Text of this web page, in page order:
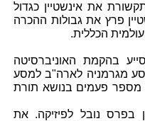
את אינשטיין כגדול
פרץ את גבולות ההכרה
הכללית.
לסייע בהקמת האוניברסיטה
מגרמניה לארה"ב למסע
פעמים בנושא תורת
בפרס נובל לפיזיקה. את